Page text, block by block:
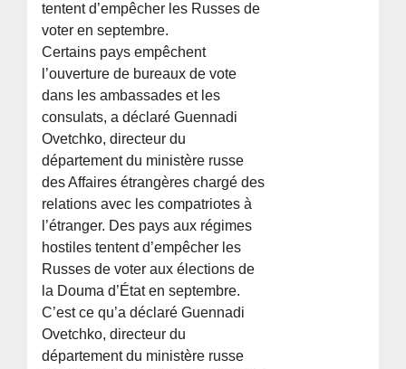
tentent d’empêcher les Russes de
voter en septembre.
Certains pays empêchent
l’ouverture de bureaux de vote
dans les ambassades et les
consulats, a déclaré Guennadi
Ovetchko, directeur du
département du ministère russe
des Affaires étrangères chargé des
relations avec les compatriotes à
l’étranger. Des pays aux régimes
hostiles tentent d’empêcher les
Russes de voter aux élections de
la Douma d’État en septembre.
C’est ce qu’a déclaré Guennadi
Ovetchko, directeur du
département du ministère russe